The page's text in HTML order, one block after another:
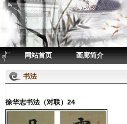
网站首页 画廊简介
书法
徐华志书法（对联）24